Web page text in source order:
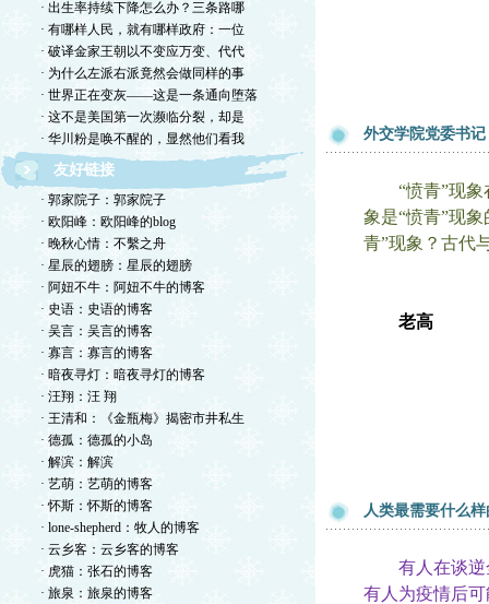
· 出生率持续下降怎么办？三条路哪
· 有哪样人民，就有哪样政府：一位
· 破译金家王朝以不变应万变、代代
· 为什么左派右派竟然会做同样的事
· 世界正在变灰——这是一条通向堕落
· 这不是美国第一次濒临分裂，却是
· 华川粉是唤不醒的，显然他们看我
友好链接
· 郭家院子：郭家院子
· 欧阳峰：欧阳峰的blog
· 晚秋心情：不繫之舟
· 星辰的翅膀：星辰的翅膀
· 阿妞不牛：阿妞不牛的博客
· 史语：史语的博客
· 吴言：吴言的博客
· 寡言：寡言的博客
· 暗夜寻灯：暗夜寻灯的博客
· 汪翔：汪 翔
· 王清和：《金瓶梅》揭密市井私生
· 德孤：德孤的小岛
· 解滨：解滨
· 艺萌：艺萌的博客
· 怀斯：怀斯的博客
· lone-shepherd：牧人的博客
· 云乡客：云乡客的博客
· 虎猫：张石的博客
· 旅泉：旅泉的博客
外交学院党委书
“愤青”现象在
象是“愤青”现
青”现象？古代
老高
人类最需要什么
有人在谈逆全
有人为疫情后